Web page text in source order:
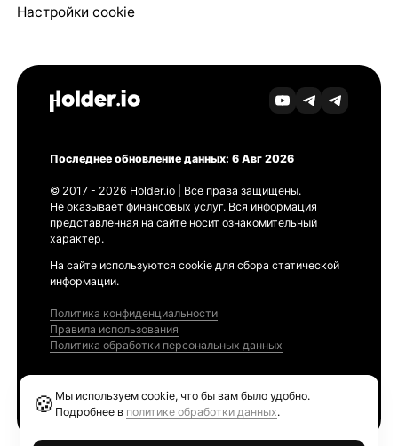
Настройки cookie
Последнее обновление данных: 6 Авг 2026
© 2017 - 2026 Holder.io | Все права защищены.
Не оказывает финансовых услуг. Вся информация
представленная на сайте носит ознакомительный
характер.
На сайте используются cookie для сбора статической
информации.
Политика конфиденциальности
Правила использования
Политика обработки персональных данных
🍪 Мы используем cookie, что бы вам было удобно.
Подробнее в политике обработки данных.
Ethereum GAS Tracker